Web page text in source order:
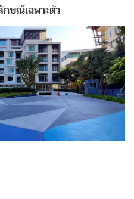
กษณ์เฉพาะตัว